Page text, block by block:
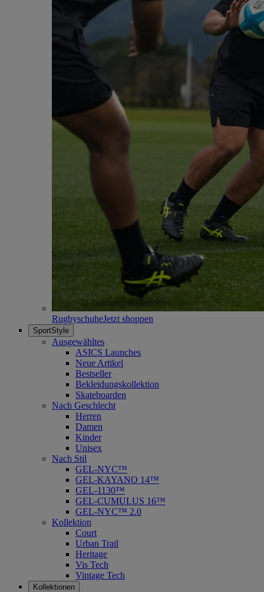
RugbyschuheJetzt shoppen
SportStyle
Ausgewähltes
ASICS Launches
Neue Artikel
Bestseller
Bekleidungskollektion
Skateboarden
Nach Geschlecht
Herren
Damen
Kinder
Unisex
Nach Stil
GEL-NYC™
GEL-KAYANO 14™
GEL-1130™
GEL-CUMULUS 16™
GEL-NYC™ 2.0
Kollektion
Court
Urban Trail
Heritage
Vis Tech
Vintage Tech
Kollektionen